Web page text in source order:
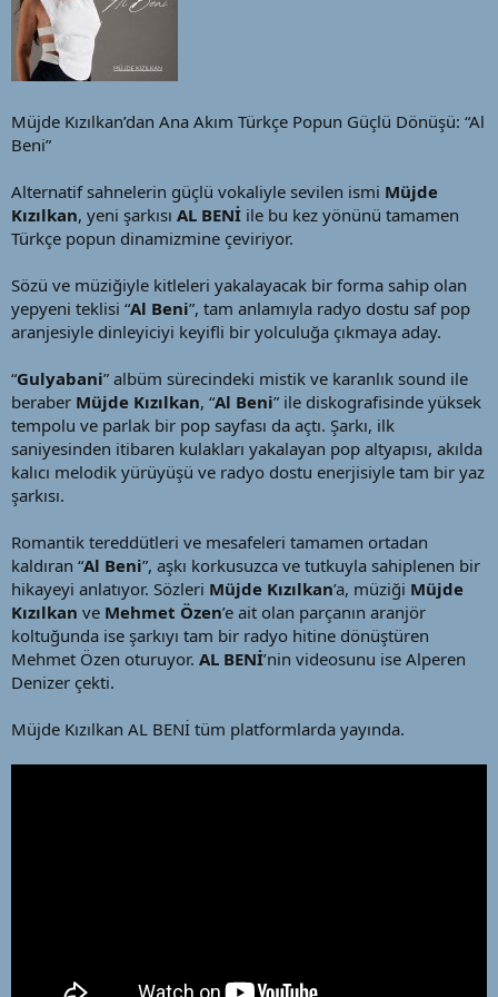
n
Müjde Kızılkan’dan Ana Akım Türkçe Popun Güçlü Dönüşü: “Al
Beni”
Alternatif sahnelerin güçlü vokaliyle sevilen ismi Müjde
Kızılkan, yeni şarkısı AL BENİ ile bu kez yönünü tamamen
Türkçe popun dinamizmine çeviriyor.
Sözü ve müziğiyle kitleleri yakalayacak bir forma sahip olan
yepyeni teklisi “Al Beni”, tam anlamıyla radyo dostu saf pop
aranjesiyle dinleyiciyi keyifli bir yolculuğa çıkmaya aday.
“Gulyabani” albüm sürecindeki mistik ve karanlık sound ile
beraber Müjde Kızılkan, “Al Beni” ile diskografisinde yüksek
tempolu ve parlak bir pop sayfası da açtı. Şarkı, ilk
saniyesinden itibaren kulakları yakalayan pop altyapısı, akılda
kalıcı melodik yürüyüşü ve radyo dostu enerjisiyle tam bir yaz
şarkısı.
Romantik tereddütleri ve mesafeleri tamamen ortadan
kaldıran “Al Beni”, aşkı korkusuzca ve tutkuyla sahiplenen bir
hikayeyi anlatıyor. Sözleri Müjde Kızılkan’a, müziği Müjde
Kızılkan ve Mehmet Özen’e ait olan parçanın aranjör
koltuğunda ise şarkıyı tam bir radyo hitine dönüştüren
Mehmet Özen oturuyor. AL BENİ’nin videosunu ise Alperen
Denizer çekti.
Müjde Kızılkan AL BENİ tüm platformlarda yayında.